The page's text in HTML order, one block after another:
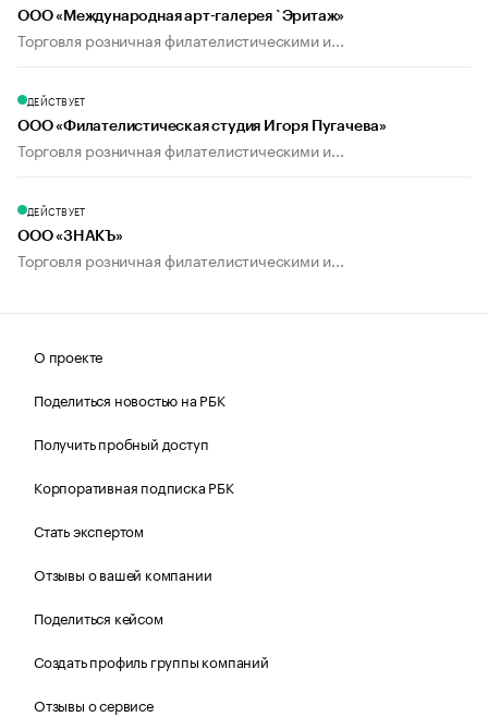
ООО «Международная арт-галерея `Эритаж»
Торговля розничная филателистическими и...
ДЕЙСТВУЕТ
ООО «Филателистическая студия Игоря Пугачева»
Торговля розничная филателистическими и...
ДЕЙСТВУЕТ
ООО «ЗНАКЪ»
Торговля розничная филателистическими и...
О проекте
Поделиться новостью на РБК
Получить пробный доступ
Корпоративная подписка РБК
Стать экспертом
Отзывы о вашей компании
Поделиться кейсом
Создать профиль группы компаний
Отзывы о сервисе